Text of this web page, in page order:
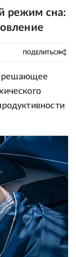
режим сна:
ПОДЕЛИТЬСЯ
решающее